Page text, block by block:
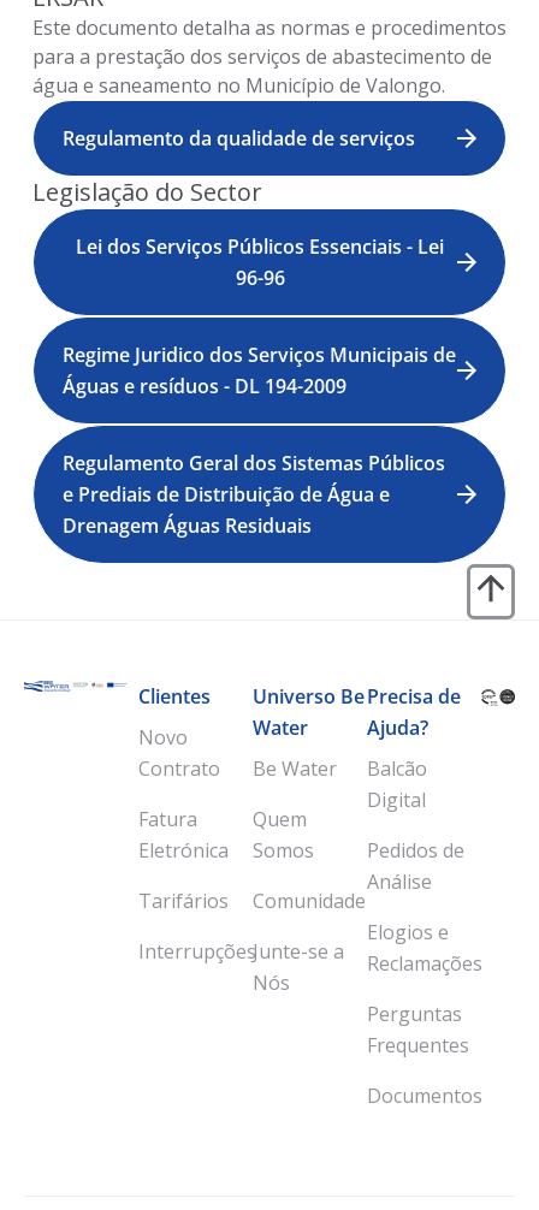
Este documento detalha as normas e procedimentos
para a prestação dos serviços de abastecimento de
água e saneamento no Município de Valongo.
Regulamento da qualidade de serviços
Legislação do Sector
Lei dos Serviços Públicos Essenciais - Lei
96-96
Regime Juridico dos Serviços Municipais de
Águas e resíduos - DL 194-2009
Regulamento Geral dos Sistemas Públicos
e Prediais de Distribuição de Água e
Drenagem Águas Residuais
Clientes
Novo
Contrato
Fatura
Eletrónica
Tarifários
Interrupções
Universo Be
Water
Be Water
Quem
Somos
Comunidade
Junte-se a
Nós
Precisa de
Ajuda?
Balcão
Digital
Pedidos de
Análise
Elogios e
Reclamações
Perguntas
Frequentes
Documentos